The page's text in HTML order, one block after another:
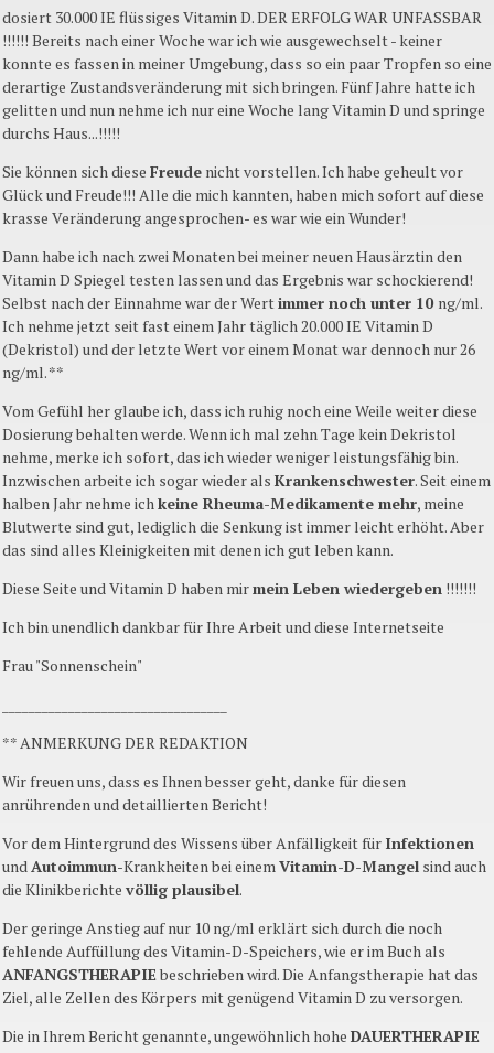
dosiert 30.000 IE flüssiges Vitamin D. DER ERFOLG WAR UNFASSBAR
!!!!!! Bereits nach einer Woche war ich wie ausgewechselt - keiner
konnte es fassen in meiner Umgebung, dass so ein paar Tropfen so eine
derartige Zustandsveränderung mit sich bringen. Fünf Jahre hatte ich
gelitten und nun nehme ich nur eine Woche lang Vitamin D und springe
durchs Haus...!!!!!
Sie können sich diese Freude nicht vorstellen. Ich habe geheult vor
Glück und Freude!!! Alle die mich kannten, haben mich sofort auf diese
krasse Veränderung angesprochen- es war wie ein Wunder!
Dann habe ich nach zwei Monaten bei meiner neuen Hausärztin den
Vitamin D Spiegel testen lassen und das Ergebnis war schockierend!
Selbst nach der Einnahme war der Wertimmer noch unter 10 ng/ml.
Ich nehme jetzt seit fast einem Jahr täglich 20.000 IE Vitamin D
(Dekristol) und der letzte Wert vor einem Monat war dennoch nur 26
ng/ml. **
Vom Gefühl her glaube ich, dass ich ruhig noch eine Weile weiter diese
Dosierung behalten werde. Wenn ich mal zehn Tage kein Dekristol
nehme, merke ich sofort, das ich wieder weniger leistungsfähig bin.
Inzwischen arbeite ich sogar wieder als Krankenschwester. Seit einem
halben Jahr nehme ichkeine Rheuma-Medikamente mehr, meine
Blutwerte sind gut, lediglich die Senkung ist immer leicht erhöht. Aber
das sind alles Kleinigkeiten mit denen ich gut leben kann.
Diese Seite und Vitamin D haben mirmein Leben wiedergeben !!!!!!!
Ich bin unendlich dankbar für Ihre Arbeit und diese Internetseite
Frau "Sonnenschein"
** ANMERKUNG DER REDAKTION
Wir freuen uns, dass es Ihnen besser geht, danke für diesen
anrührenden und detaillierten Bericht!
Vor dem Hintergrund des Wissens über Anfälligkeit für Infektionen
undAutoimmun-Krankheiten bei einemVitamin-D-Mangel sind auch
die Klinikberichte völlig plausibel.
Der geringe Anstieg auf nur 10 ng/ml erklärt sich durch die noch
fehlende Auffüllung des Vitamin-D-Speichers, wie er im Buch als
ANFANGSTHERAPIEbeschrieben wird. Die Anfangstherapie hat das
Ziel, alle Zellen des Körpers mit genügend Vitamin D zu versorgen.
Die in Ihrem Bericht genannte, ungewöhnlich hohe DAUERTHERAPIE